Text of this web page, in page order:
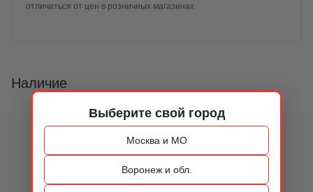
Выберите свой город
Москва и МО
Воронеж и обл.
отличаться от цен в розничных магазинах
Наличие